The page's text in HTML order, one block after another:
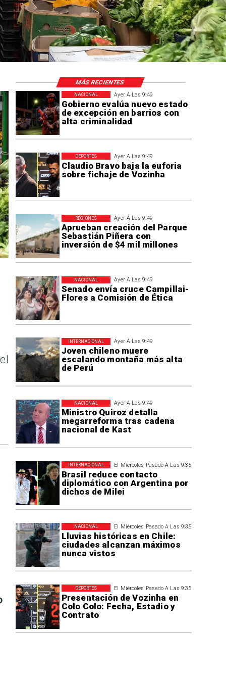
Ayer A Las 9:49
Gobierno evalúa nuevo estado
de excepción en barrios con
alta criminalidad
NACIONAL
Ayer A Las 9:49
Claudio Bravo baja la euforia
sobre fichaje de Vozinha
DEPORTES
Ayer A Las 9:49
Aprueban creación del Parque
Sebastián Piñera con
inversión de $4 mil millones
REGIONES
Ayer A Las 9:49
Senado envía cruce Campillai-
Flores a Comisión de Ética
NACIONAL
Ayer A Las 9:49
Joven chileno muere
escalando montaña más alta
de Perú
INTERNACIONAL
Ayer A Las 9:49
Ministro Quiroz detalla
megarreforma tras cadena
nacional de Kast
NACIONAL
El Miércoles Pasado A Las 9:35
Brasil reduce contacto
diplomático con Argentina por
dichos de Milei
INTERNACIONAL
El Miércoles Pasado A Las 9:35
Lluvias históricas en Chile:
ciudades alcanzan máximos
nunca vistos
NACIONAL
El Miércoles Pasado A Las 9:35
Presentación de Vozinha en
Colo Colo: Fecha, Estadio y
Contrato
DEPORTES
MÁS RECIENTES